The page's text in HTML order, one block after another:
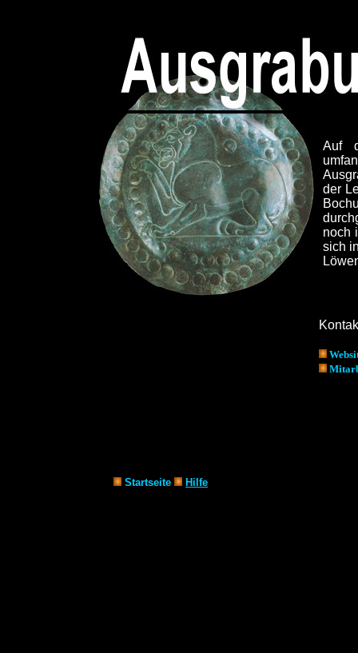
Auf
der
noch
sich
Startseite Hilfe